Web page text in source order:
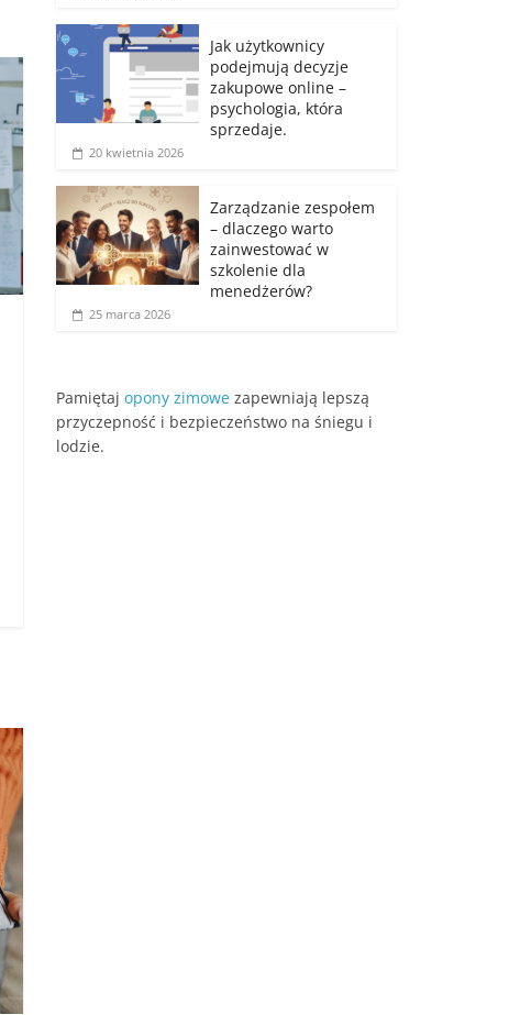
Jak użytkownicy
podejmują decyzje
zakupowe online –
psychologia, która
sprzedaje.
20 kwietnia 2026
Zarządzanie zespołem
– dlaczego warto
zainwestować w
szkolenie dla
menedżerów?
25 marca 2026
Pamiętaj opony zimowe zapewniają lepszą
przyczepność i bezpieczeństwo na śniegu i
lodzie.